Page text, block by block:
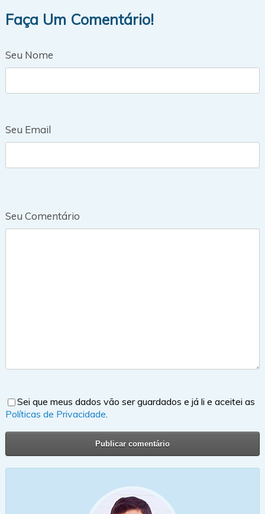
Faça Um Comentário!
Seu Nome
Seu Email
Seu Comentário
Sei que meus dados vão ser guardados e já li e aceitei as
Políticas de Privacidade.